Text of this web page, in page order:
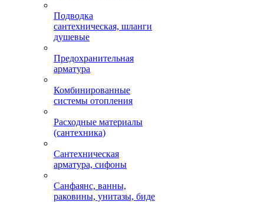
Подводка
сантехническая, шланги
душевые
Предохранительная
арматура
Комбинированные
системы отопления
Расходные материалы
(сантехника)
Сантехническая
арматура, сифоны
Санфаянс, ванны,
раковины, унитазы, биде